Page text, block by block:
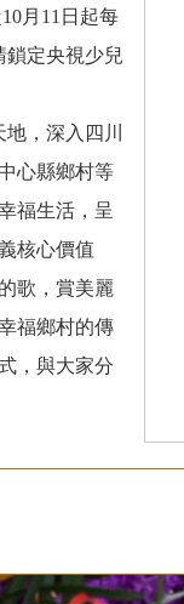
月11日起每
鎖定央視少兒
，深入四川
心縣鄉村等
福生活，呈
核心價值
歌，賞美麗
福鄉村的傳
，與大家分